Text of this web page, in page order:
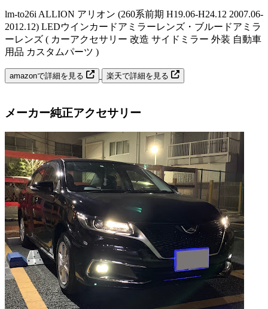
lm-to26i ALLION アリオン (260系前期 H19.06-H24.12 2007.06-
2012.12) LEDウインカードアミラーレンズ・ブルードアミラ
ーレンズ ( カーアクセサリー 改造 サイドミラー 外装 自動車
用品 カスタムパーツ )
amazonで詳細を見る 楽天で詳細を見る
メーカー純正アクセサリー